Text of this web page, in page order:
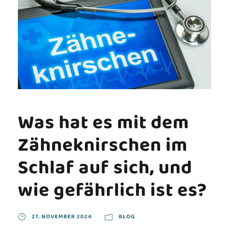
Was hat es mit dem
Zähneknirschen im
Schlaf auf sich, und
wie gefährlich ist es?
27. NOVEMBER 2024 BLOG